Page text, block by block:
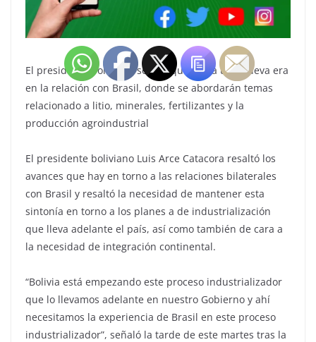
El presidente boliviano señaló que inicia una nueva era
en la relación con Brasil, donde se abordarán temas
relacionado a litio, minerales, fertilizantes y la
producción agroindustrial
El presidente boliviano Luis Arce Catacora resaltó los
avances que hay en torno a las relaciones bilaterales
con Brasil y resaltó la necesidad de mantener esta
sintonía en torno a los planes a de industrialización
que lleva adelante el país, así como también de cara a
la necesidad de integración continental.
“Bolivia está empezando este proceso industrializador
que lo llevamos adelante en nuestro Gobierno y ahí
necesitamos la experiencia de Brasil en este proceso
industrializador”, señaló la tarde de este martes tras la